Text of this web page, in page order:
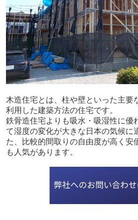
木造住宅とは、柱や壁といった主要
利用した建築方法の住宅です。
鉄骨造住宅よりも吸水・吸湿性に優
て湿度の変化が大きな日本の気候に
た、比較的間取りの自由度が高く安
も人気があります。